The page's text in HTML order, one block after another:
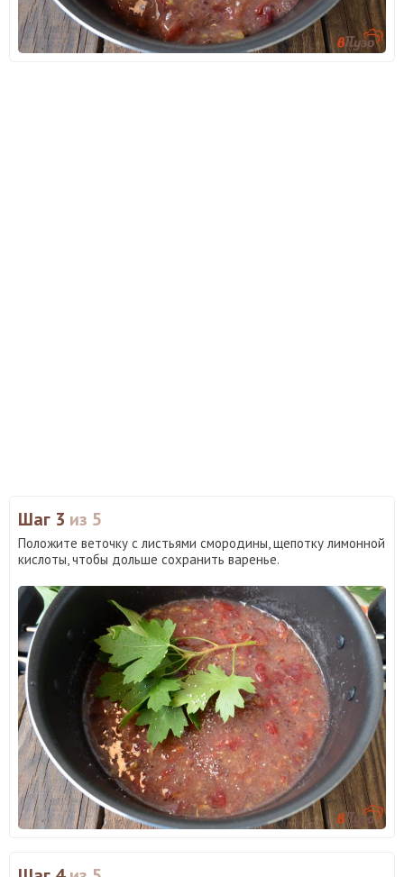
Шаг 3 из 5
Положите веточку с листьями смородины, щепотку лимонной
кислоты, чтобы дольше сохранить варенье.